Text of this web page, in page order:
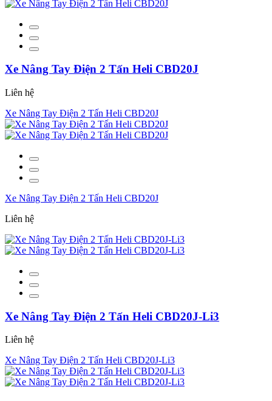
Xe Nâng Tay Điện 2 Tấn Heli CBD20J
Liên hệ
Xe Nâng Tay Điện 2 Tấn Heli CBD20J
Xe Nâng Tay Điện 2 Tấn Heli CBD20J
Liên hệ
Xe Nâng Tay Điện 2 Tấn Heli CBD20J-Li3
Liên hệ
Xe Nâng Tay Điện 2 Tấn Heli CBD20J-Li3